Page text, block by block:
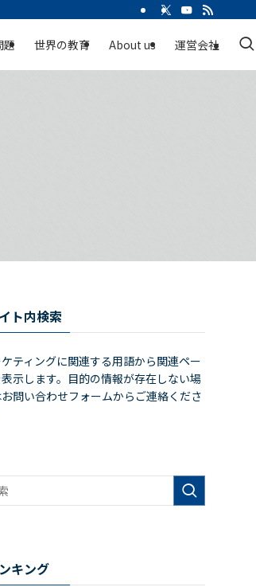
題 世界の教育 About us 運営会社
ト内検索
ティングに関連する用語から関連ペー
示します。目的の情報が存在しない場
問い合わせフォームからご連絡くださ
キング